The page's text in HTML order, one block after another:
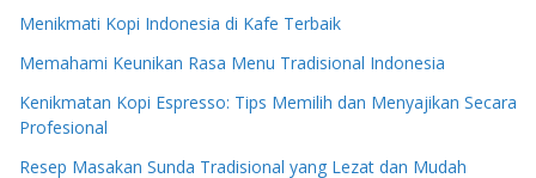
Menikmati Kopi Indonesia di Kafe Terbaik
Memahami Keunikan Rasa Menu Tradisional Indonesia
Kenikmatan Kopi Espresso: Tips Memilih dan Menyajikan Secara
Profesional
Resep Masakan Sunda Tradisional yang Lezat dan Mudah